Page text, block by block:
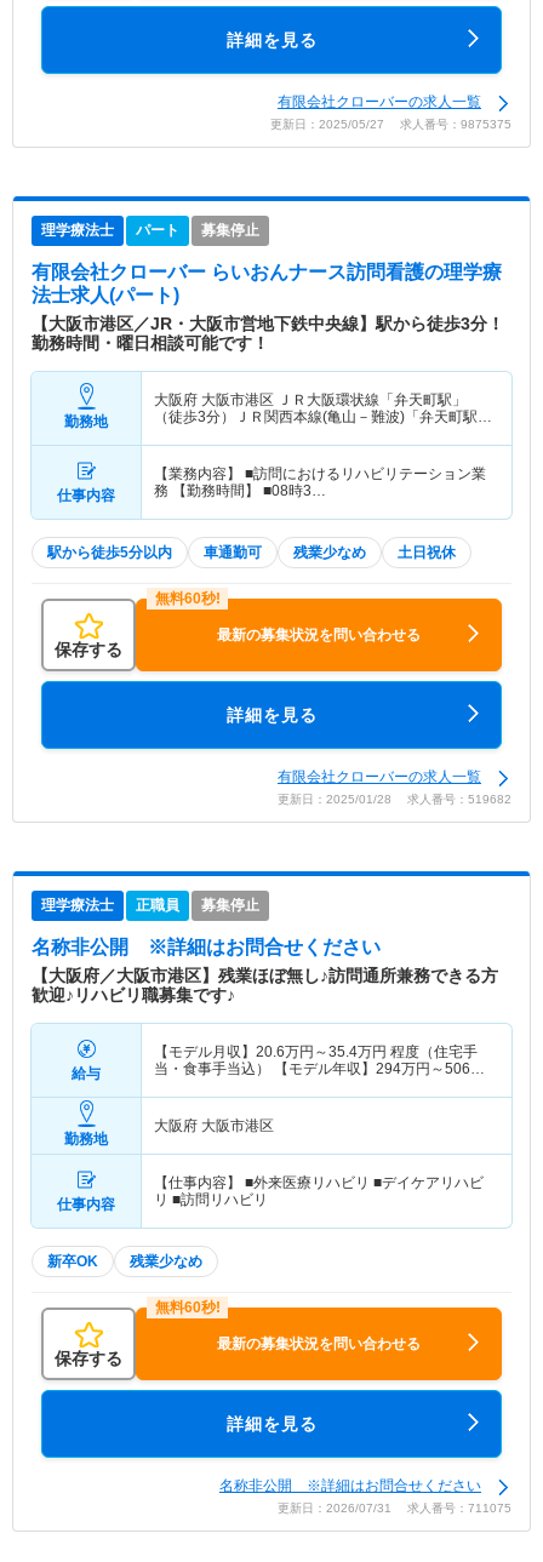
詳細を見る
有限会社クローバーの求人一覧
更新日：2025/05/27 求人番号：9875375
理学療法士 パート 募集停止
有限会社クローバー らいおんナース訪問看護の理学療
法士求人(パート)
【大阪市港区／JR・大阪市営地下鉄中央線】駅から徒歩3分！
勤務時間・曜日相談可能です！
勤務地
大阪府 大阪市港区 ＪＲ大阪環状線「弁天町駅」
（徒歩3分）ＪＲ関西本線(亀山－難波)「弁天町駅」
仕事内容
【業務内容】 ■訪問におけるリハビリテーション業
務 【勤務時間】 ■08時3…
駅から徒歩5分以内 車通勤可 残業少なめ 土日祝休
保存する
最新の募集状況を問い合わせる
詳細を見る
有限会社クローバーの求人一覧
更新日：2025/01/28 求人番号：519682
理学療法士 正職員 募集停止
名称非公開 ※詳細はお問合せください
【大阪府／大阪市港区】残業ほぼ無し♪訪問通所兼務できる方
歓迎♪リハビリ職募集です♪
給与
【モデル月収】 20.6万円～35.4万円 程度（住宅手
当・食事手当込） 【モデル年収】 294万円～506万
勤務地
大阪府 大阪市港区
仕事内容
【仕事内容】 ■外来医療リハビリ ■デイケアリハビ
リ ■訪問リハビリ
新卒OK 残業少なめ
保存する
最新の募集状況を問い合わせる
詳細を見る
名称非公開 ※詳細はお問合せください
更新日：2026/07/31 求人番号：711075